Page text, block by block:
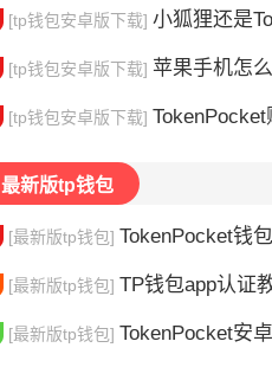
[tp钱包安卓版下载] 小狐狸还是
[tp钱包安卓版下载] 苹果手机怎么下载
[tp钱包安卓版下载] TokenPocket账号突
最新版tp钱包
[最新版tp钱包] TokenPocket钱包安全
[最新版tp钱包] TP钱包app认证教程，手
[最新版tp钱包] TokenPocket安卓版网址